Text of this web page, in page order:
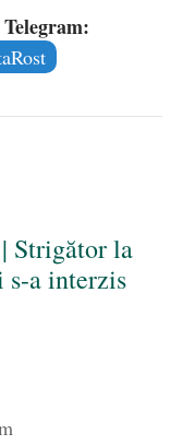
Strigător la
a interzis